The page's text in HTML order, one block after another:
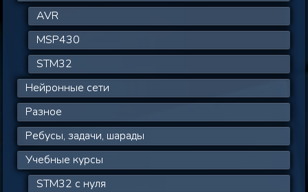
AVR
MSP430
STM32
Нейронные сети
Разное
Ребусы, задачи, шарады
Учебные курсы
STM32 с нуля